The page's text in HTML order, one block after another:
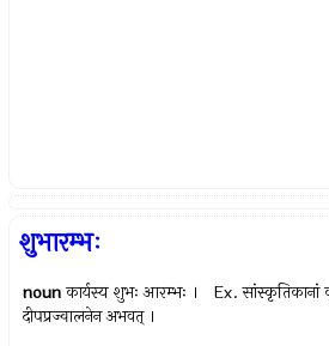
शुभारम्भः
noun कार्यस्य शुभः आरम्भः । Ex.सांस्कृतिकानां
दीपप्रज्वालनेन अभवत् ।